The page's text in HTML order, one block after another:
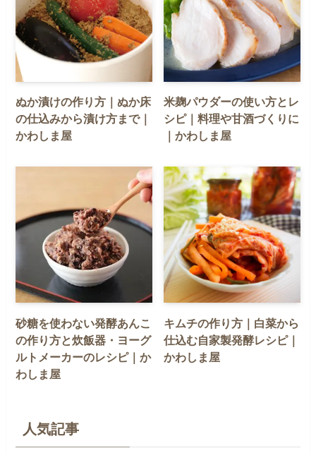
ぬか漬けの作り方｜ぬか床
の仕込みから漬け方まで｜
かわしま屋
米麹パウダーの使い方とレ
シピ｜料理や甘酒づくりに
｜かわしま屋
砂糖を使わない発酵あんこ
の作り方と炊飯器・ヨーグ
ルトメーカーのレシピ｜か
わしま屋
キムチの作り方｜白菜から
仕込む自家製発酵レシピ｜
かわしま屋
人気記事